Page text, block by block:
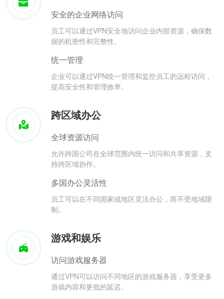
安全的企业网络访问
员工可以通过VPN安全地访问企业内部资源，确保数
据的机密性和完整性。
统一管理
企业可以通过VPN统一管理和监控员工的远程访问，
提高安全性和管理效率。
跨区域办公
全球资源访问
允许跨国公司在全球范围内统一访问和共享资源，支
持跨区域协作。
多国办公灵活性
员工可以在不同国家或地区灵活办公，而不受地域限
制。
游戏和娱乐
访问游戏服务器
通过VPN可以访问不同地区的游戏服务器，享受更多
游戏内容和更低的延迟。